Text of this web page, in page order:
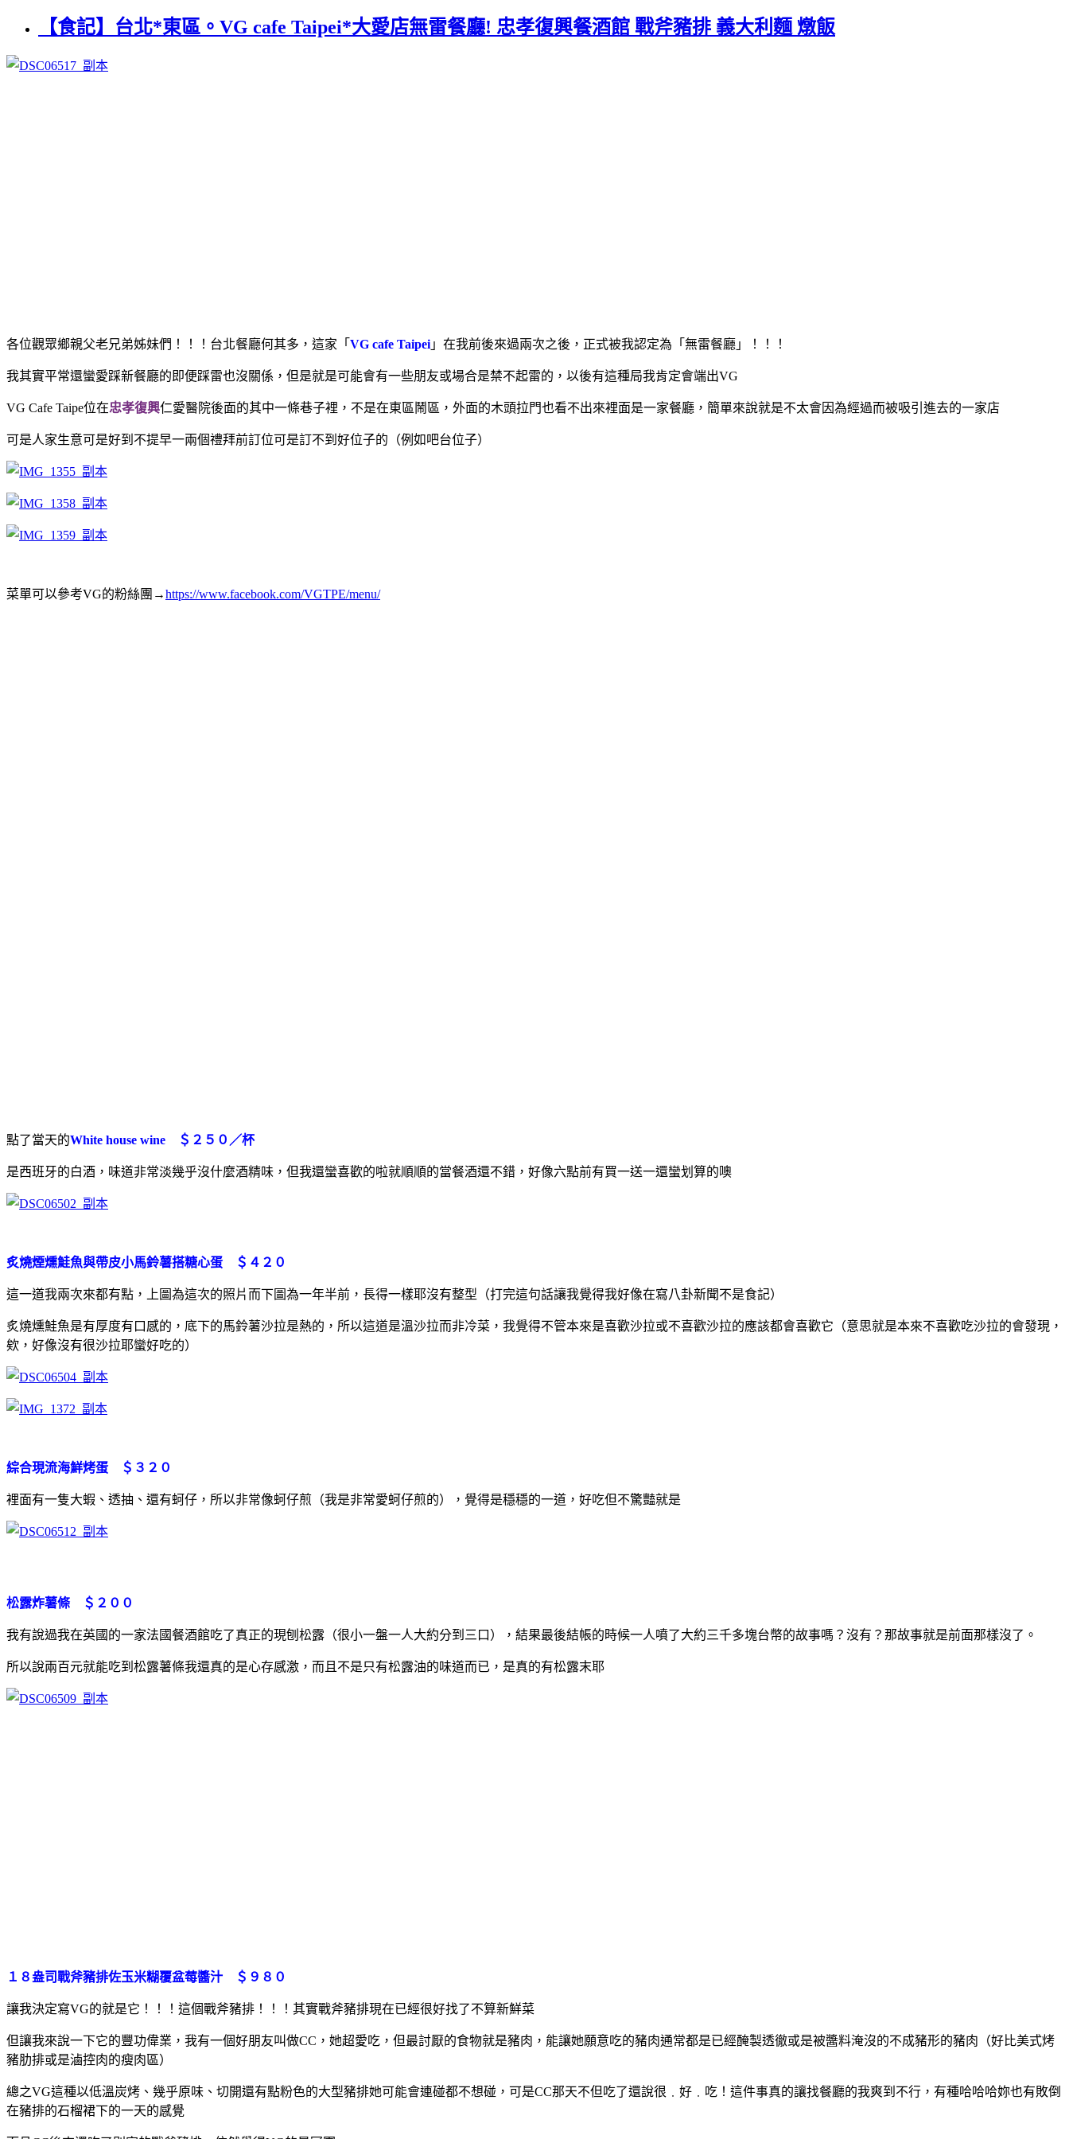
【食記】台北*東區。VG cafe Taipei*大愛店無雷餐廳! 忠孝復興餐酒館 戰斧豬排 義大利麵 燉飯
各位觀眾鄉親父老兄弟姊妹們！！！台北餐廳何其多，這家「 VG cafe Taipei 」在我前後來過兩次之後，正式被我認定為「無雷餐廳」！！！
我其實平常還蠻愛踩新餐廳的即便踩雷也沒關係，但是就是可能會有一些朋友或場合是禁不起雷的，以後有這種局我肯定會端出VG
VG Cafe Taipe位在忠孝復興仁愛醫院後面的其中一條巷子裡，不是在東區鬧區，外面的木頭拉門也看不出來裡面是一家餐廳，簡單來說就是不太會因為經過而被吸引進去的一家店
可是人家生意可是好到不提早一兩個禮拜前訂位可是訂不到好位子的（例如吧台位子）
菜單可以參考VG的粉絲團→https://www.facebook.com/VGTPE/menu/
點了當天的White house wine ＄２５０／杯
是西班牙的白酒，味道非常淡幾乎沒什麼酒精味，但我還蠻喜歡的啦就順順的當餐酒還不錯，好像六點前有買一送一還蠻划算的噢
炙燒煙燻鮭魚與帶皮小馬鈴薯搭糖心蛋 ＄４２０
這一道我兩次來都有點，上圖為這次的照片而下圖為一年半前，長得一樣耶沒有整型（打完這句話讓我覺得我好像在寫八卦新聞不是食記）
炙燒燻鮭魚是有厚度有口感的，底下的馬鈴薯沙拉是熱的，所以這道是溫沙拉而非冷菜，我覺得不管本來是喜歡沙拉或不喜歡沙拉的應該都會喜歡它（意思就是本來不喜歡吃沙拉的會發現，
欸，好像沒有很沙拉耶蠻好吃的）
綜合現流海鮮烤蛋 ＄３２０
裡面有一隻大蝦、透抽、還有蚵仔，所以非常像蚵仔煎（我是非常愛蚵仔煎的），覺得是穩穩的一道，好吃但不驚豔就是
松露炸薯條 ＄２００
我有說過我在英國的一家法國餐酒館吃了真正的現刨松露（很小一盤一人大約分到三口），結果最後結帳的時候一人噴了大約三千多塊台幣的故事嗎？沒有？那故事就是前面那樣沒了。
所以說兩百元就能吃到松露薯條我還真的是心存感激，而且不是只有松露油的味道而已，是真的有松露末耶
１８盎司戰斧豬排佐玉米糊覆盆莓醬汁 ＄９８０
讓我決定寫VG的就是它！！！這個戰斧豬排！！！ 其實戰斧豬排現在已經很好找了不算新鮮菜
但讓我來說一下它的豐功偉業，我有一個好朋友叫做CC，她超愛吃，但最討厭的食物就是豬肉，能讓她願意吃的豬肉通常都是已經醃製透徹或是被醬料淹沒的不成豬形的豬肉（好比美式烤
豬肋排或是滷控肉的瘦肉區）
總之VG這種以低溫炭烤、幾乎原味、切開還有點粉色的大型豬排她可能會連碰都不想碰，可是CC那天不但吃了還說很﹒好﹒吃！這件事真的讓找餐廳的我爽到不行，有種哈哈哈妳也有敗倒
在豬排的石榴裙下的一天的感覺